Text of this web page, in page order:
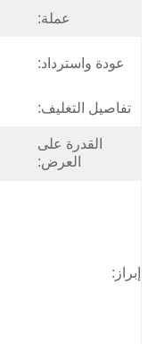
عملة:
عودة واسترداد:
تفاصيل التغليف:
القدرة على
العرض:
إبراز: